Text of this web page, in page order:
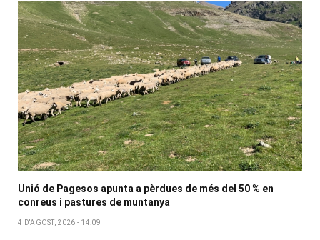
Unió de Pagesos apunta a pèrdues de més del 50 % en
conreus i pastures de muntanya
4 D'AGOST, 2026 - 14:09